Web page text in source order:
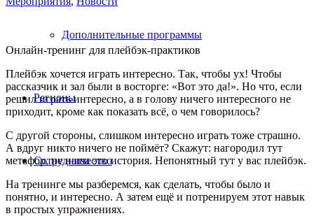
Дополнительные программы
Регионы
Сотрудничество
Онлайн-тренинг для плейбэк-практиков
Плейбэк хочется играть интересно. Так, чтобы ух! Чтобы
рассказчик и зал были в восторге: «Вот это да!». Но что, если
решил играть интересно, а в голову ничего интересного не
приходит, кроме как показать всё, о чем говорилось?
С другой стороны, слишком интересно играть тоже страшно.
А вдруг никто ничего не поймёт? Скажут: нагородил тут
метафор, не наша это история. Непонятный тут у вас плейбэк.
На тренинге мы разберемся, как сделать, чтобы было и
понятно, и интересно. А затем ещё и потренируем этот навык
в простых упражнениях.